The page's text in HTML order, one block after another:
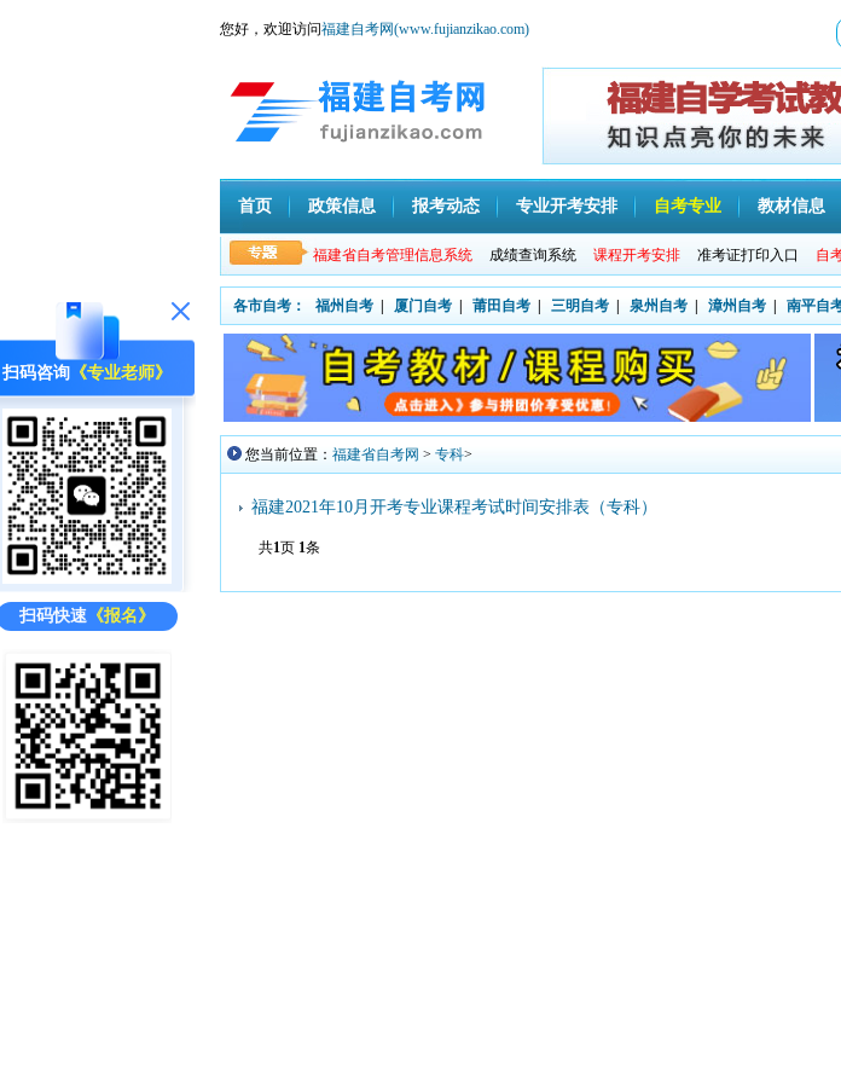
扫码咨询 《专业老师》
扫码快速 《报名》
您好，欢迎访问福建自考网(www.fujianzikao.com)
首页 政策信息 报考动态 专业开考安排 自考专业 教材信息
福建省自考管理信息系统 成绩查询系统 课程开考安排 准考证打印入口 自
各市自考： 福州自考 厦门自考 莆田自考 三明自考 泉州自考 漳州自考 南平自
您当前位置： 福建省自考网 > 专科>
福建2021年10月开考专业课程考试时间安排表（专科）
共1页 1条